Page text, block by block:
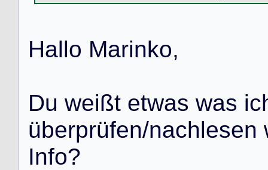
Hallo Marinko,
Du weißt etwas was ic
überprüfen/nachlesen
Info?